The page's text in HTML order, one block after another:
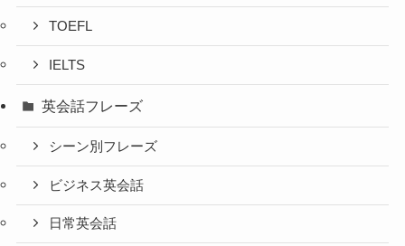
TOEFL
IELTS
英会話フレーズ
シーン別フレーズ
ビジネス英会話
日常英会話